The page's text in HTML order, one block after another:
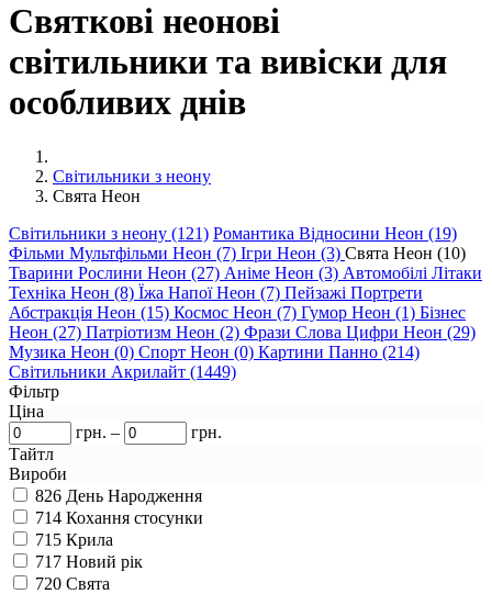
Святкові неонові
світильники та вивіски для
особливих днів
Світильники з неону
Свята Неон
Світильники з неону (121) Романтика Відносини Неон (19)
Фільми Мультфільми Неон (7) Ігри Неон (3) Свята Неон (10)
Тварини Рослини Неон (27) Аніме Неон (3) Автомобілі Літаки
Техніка Неон (8) Їжа Напої Неон (7) Пейзажі Портрети
Абстракція Неон (15) Космос Неон (7) Гумор Неон (1) Бізнес
Неон (27) Патріотизм Неон (2) Фрази Слова Цифри Неон (29)
Музика Неон (0) Спорт Неон (0) Картини Панно (214)
Світильники Акрилайт (1449)
Фільтр
Ціна
грн. –
грн.
Тайтл
Вироби
826 День Народження
714 Кохання стосунки
715 Крила
717 Новий рік
720 Свята